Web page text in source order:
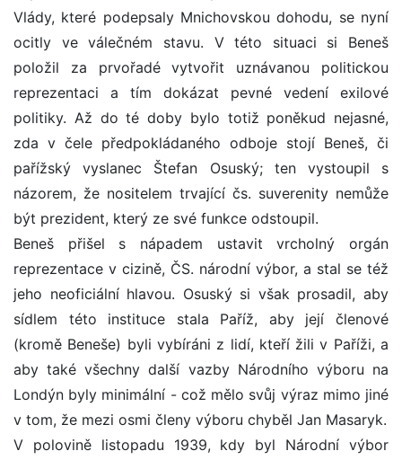
Vlády, které podepsaly Mnichovskou dohodu, se nyní
ocitly ve válečném stavu. V této situaci si Beneš
položil za prvořadé vytvořit uznávanou politickou
reprezentaci a tím dokázat pevné vedení exilové
politiky. Až do té doby bylo totiž poněkud nejasné,
zda v čele předpokládaného odboje stojí Beneš, či
pařížský vyslanec Štefan Osuský; ten vystoupil s
názorem, že nositelem trvající čs. suverenity nemůže
být prezident, který ze své funkce odstoupil.
Beneš přišel s nápadem ustavit vrcholný orgán
reprezentace v cizině, ČS. národní výbor, a stal se též
jeho neoficiální hlavou. Osuský si však prosadil, aby
sídlem této instituce stala Paříž, aby její členové
(kromě Beneše) byli vybíráni z lidí, kteří žili v Paříži, a
aby také všechny další vazby Národního výboru na
Londýn byly minimální - což mělo svůj výraz mimo jiné
v tom, že mezi osmi členy výboru chyběl Jan Masaryk.
V polovině listopadu 1939, kdy byl Národní výbor